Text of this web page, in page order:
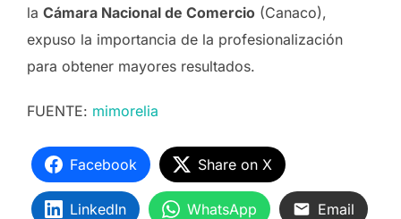
la Cámara Nacional de Comercio (Canaco),
expuso la importancia de la profesionalización
para obtener mayores resultados.
FUENTE: mimorelia
Facebook Share on X
LinkedIn WhatsApp Email